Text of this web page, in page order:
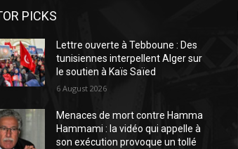
PICKS
Lettre ouverte à Tebboune : Des
tunisiennes interpellent Alger sur
le soutien à Kaïs Saïed
6 August 2026
Menaces de mort contre Hamma
Hammami : la vidéo qui appelle à
son exécution provoque un tollé